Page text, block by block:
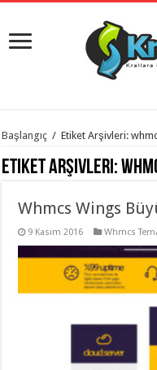
istanbul
evden
eve
organizasyon,
evden
taşımacılık,
taşımacılık,
Başlangıç / Etiket Arşivleri:
Etiket Arşivleri:
Whmcs Wings
9 Kasım 2016 Whmcs